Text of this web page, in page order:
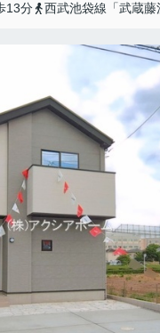
13分
西武池袋線「武蔵